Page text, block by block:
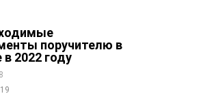
поручителю в
в 2022 году